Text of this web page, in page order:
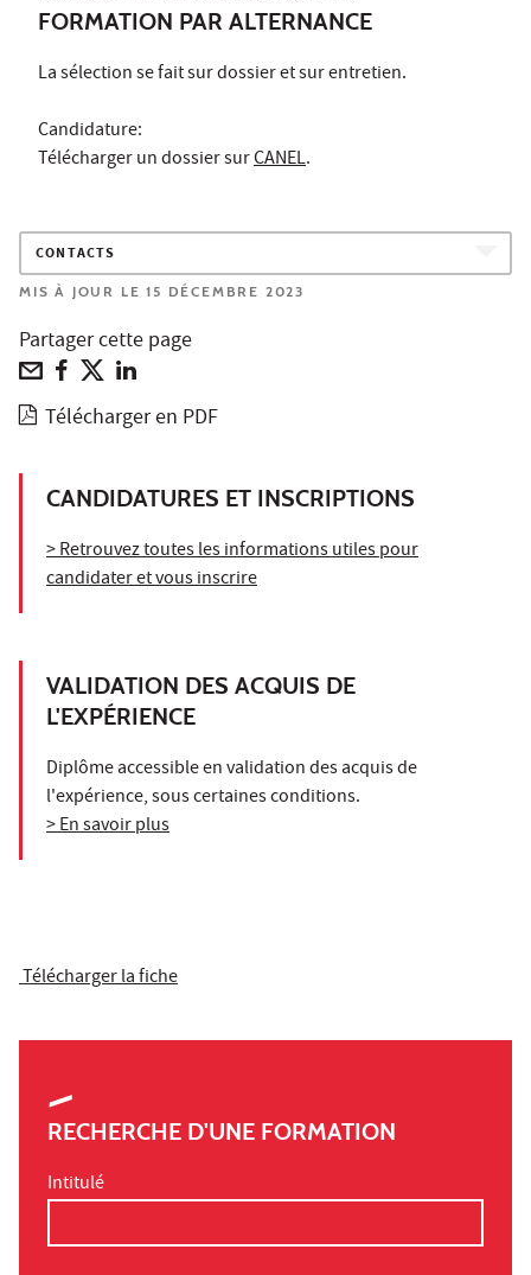
FORMATION PAR ALTERNANCE
La sélection se fait sur dossier et sur entretien.
Candidature:
Télécharger un dossier surCANEL.
CONTACTS
MIS À JOUR LE 15 DÉCEMBRE 2023
Partager cette page
Télécharger en PDF
CANDIDATURES ET INSCRIPTIONS
> Retrouvez toutes les informations utiles pour
candidater et vous inscrire
VALIDATION DES ACQUIS DE
L'EXPÉRIENCE
Diplôme accessible en validation des acquis de
l'expérience, sous certaines conditions.
> En savoir plus
Télécharger la fiche
RECHERCHE D'UNE FORMATION
Intitulé